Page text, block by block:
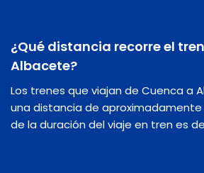
¿Qué distancia recorre el
Albacete?
Los trenes que viajan de Cuenca a
una distancia de aproximadamente
de la duración del viaje en tren es